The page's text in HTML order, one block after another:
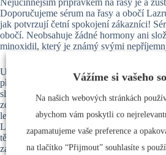
Nejúčinnějším přípravkem na řasy je a
Doporučujeme sérum na řasy a obočí
jak potvrzují četní spokojení zákazníci!
obočí. Neobsahuje žádné hormony ani
minoxidil, který je známý svými
U přípravku Lazru nejsou známy žádné
přídavkem 50 cenných a především
složek stimuluje citlivé vlasové kořínky v
zodpovědný komplex účinných látek z
levandule, japonského cordwoodu,
Lazru používat jednou až dvakrát denně
těšit na super dlouhé a husté řasy. Lazru je
za příznivou cenu! Kdo potřebuje umělé
Vážíme si vašeho
Na našich webových stránkách
abychom vám poskytli co
zapamatujeme vaše preference a
na tlačítko “Přijmout” souhlasíte s